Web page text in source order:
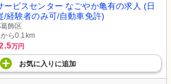
ービスセンター なごやか亀有の求人 (日
/経験者のみ可/自動車免許)
飾区
ら0.1km
万円
お気に入り に追加